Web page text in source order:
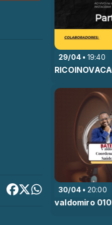
29/04 19:40
30/04 20:00
valdomiro